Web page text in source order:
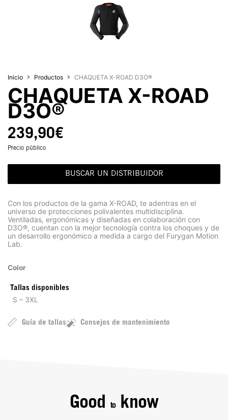
Inicio Productos CHAQUETA X-ROAD D3O®
CHAQUETA X-ROAD
D3O®
239,90€
Precio público
BUSCAR UN DISTRIBUIDOR
Con los productos de la gama X-ROAD, te adentras en el
universo de protecciones polivalentes multidisciplina.
Ventiladas, ergonómicas y diseñadas en colaboración con
D3O®, cuentan con la mejor tecnología contra los choques y de
un desarrollo ergonómico a medida a cargo del Furygan Motion
Lab.
Color
Tallas disponibles
S – 3XL
Guía de tallas Consejos de mantenimiento
Good toknow